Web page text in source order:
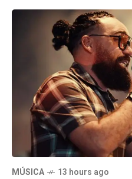
MÚSICA 13 hours ago